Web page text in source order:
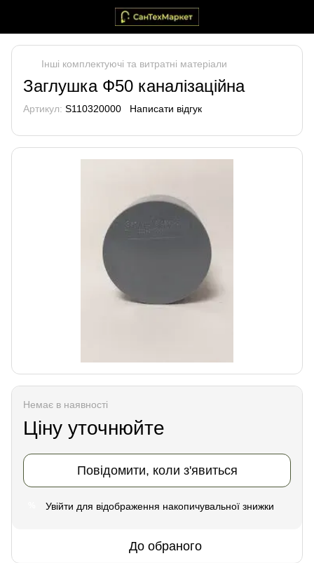
Інші комплектуючі та витратні матеріали
Заглушка Ф50 каналізаційна
Артикул: S110320000 Написати відгук
Немає в наявності
Ціну уточнюйте
Повідомити, коли з'явиться
Увійти для відображення накопичувальної знижки
До обраного